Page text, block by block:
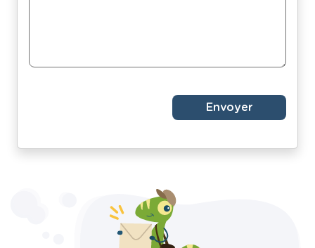
Envoyer